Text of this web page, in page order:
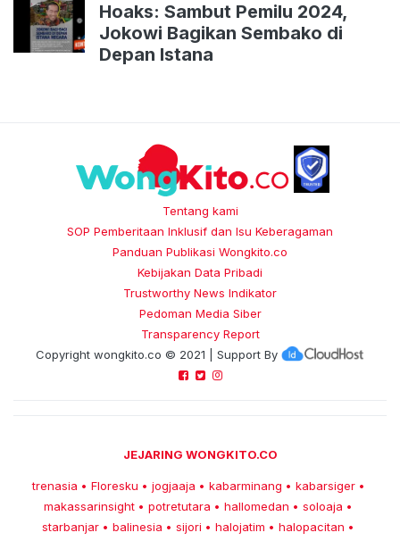
Hoaks: Sambut Pemilu 2024,
Jokowi Bagikan Sembako di
Depan Istana
Tentang kami
SOP Pemberitaan Inklusif dan Isu Keberagaman
Panduan Publikasi Wongkito.co
Kebijakan Data Pribadi
Trustworthy News Indikator
Pedoman Media Siber
Transparency Report
Copyright wongkito.co © 2021 | Support By
JEJARING WONGKITO.CO
trenasia • Floresku • jogjaaja • kabarminang • kabarsiger •
makassarinsight • potretutara • hallomedan • soloaja •
starbanjar • balinesia • sijori • halojatim • halopacitan •